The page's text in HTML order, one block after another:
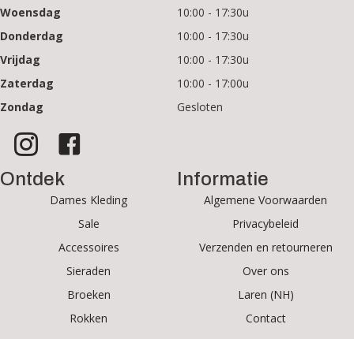
Woensdag
10:00 - 17:30u
Donderdag
10:00 - 17:30u
Vrijdag
10:00 - 17:30u
Zaterdag
10:00 - 17:00u
Zondag
Gesloten
Ontdek
Dames Kleding
Sale
Accessoires
Sieraden
Broeken
Rokken
Informatie
Algemene Voorwaarden
Privacybeleid
Verzenden en retourneren
Over ons
Laren (NH)
Contact